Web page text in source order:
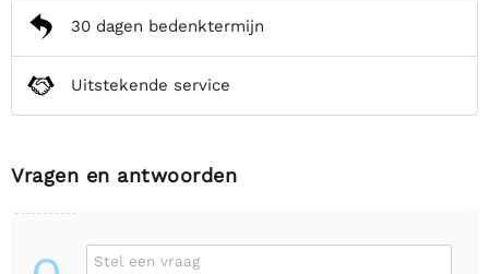
30 dagen bedenktermijn
Uitstekende service
Vragen en antwoorden
Stel een vraag